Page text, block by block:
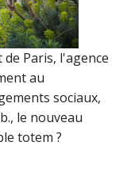
Paris, l'agence
au
sociaux,
le nouveau
totem ?